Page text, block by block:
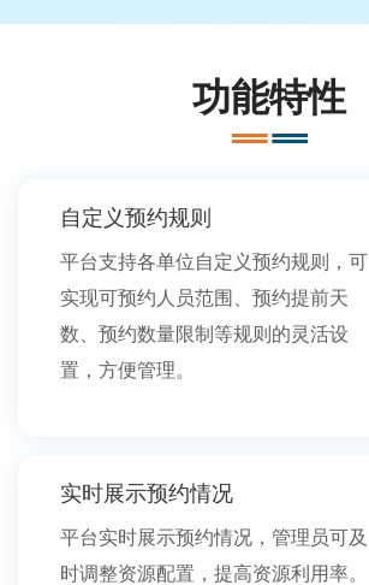
功能特性
自定义预约规则
平台支持各单位自定义预约规则，可
实现可预约人员范围、预约提前天
数、预约数量限制等规则的灵活设
置，方便管理。
实时展示预约情况
​平台实时展示预约情况，管理员可及
时调整资源配置，提高资源利用率。